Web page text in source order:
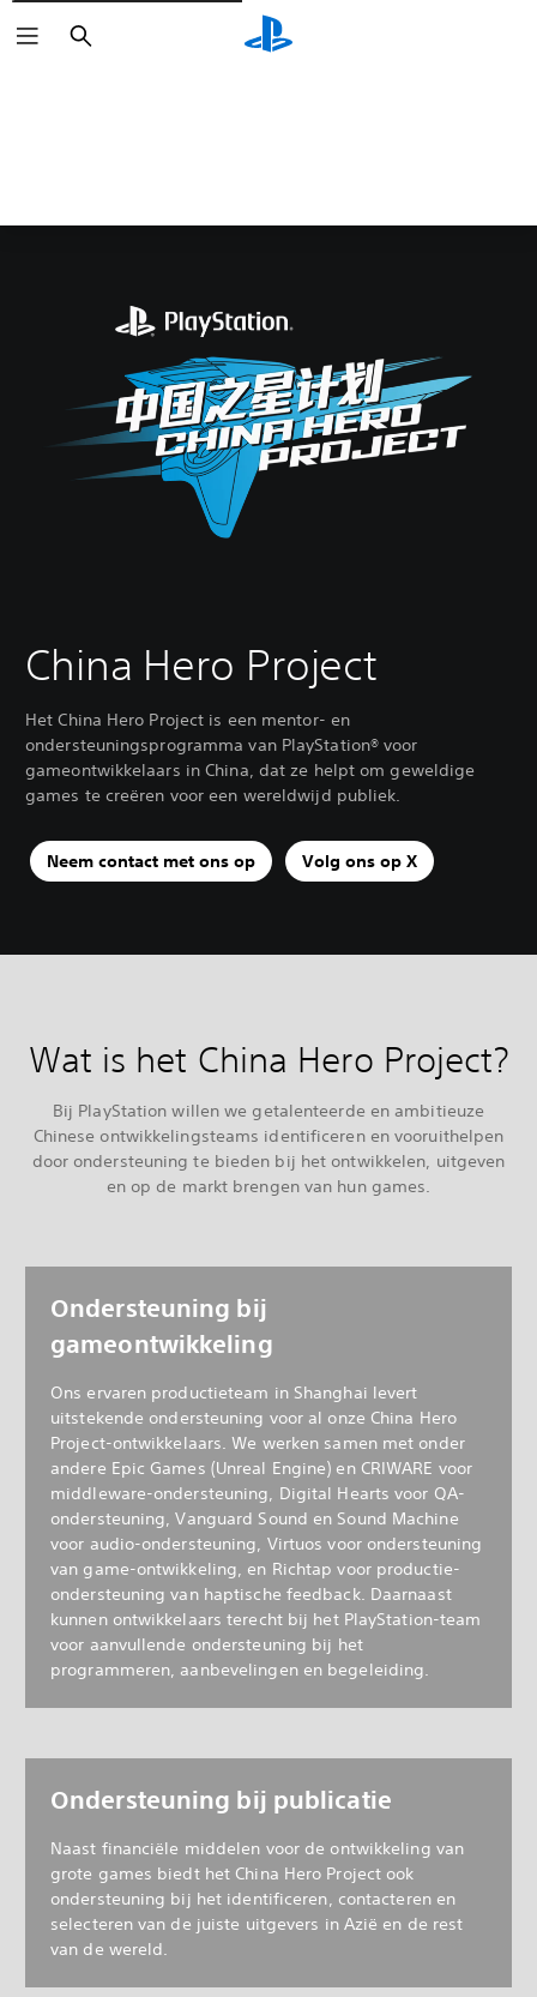
Zoeken
China Hero Project
Het China Hero Project is een mentor- en
ondersteuningsprogramma van PlayStation® voor
gameontwikkelaars in China, dat ze helpt om geweldige
games te creëren voor een wereldwijd publiek.
Neem contact met ons op Volg ons op X
Wat is het China Hero Project?
Bij PlayStation willen we getalenteerde en ambitieuze
Chinese ontwikkelingsteams identificeren en vooruithelpen
door ondersteuning te bieden bij het ontwikkelen, uitgeven
en op de markt brengen van hun games.
Ondersteuning bij
gameontwikkeling
Ons ervaren productieteam in Shanghai levert
uitstekende ondersteuning voor al onze China Hero
Project-ontwikkelaars. We werken samen met onder
andere Epic Games (Unreal Engine) en CRIWARE voor
middleware-ondersteuning, Digital Hearts voor QA-
ondersteuning, Vanguard Sound en Sound Machine
voor audio-ondersteuning, Virtuos voor ondersteuning
van game-ontwikkeling, en Richtap voor productie-
ondersteuning van haptische feedback. Daarnaast
kunnen ontwikkelaars terecht bij het PlayStation-team
voor aanvullende ondersteuning bij het
programmeren, aanbevelingen en begeleiding.
Ondersteuning bij publicatie
Naast financiële middelen voor de ontwikkeling van
grote games biedt het China Hero Project ook
ondersteuning bij het identificeren, contacteren en
selecteren van de juiste uitgevers in Azië en de rest
van de wereld.